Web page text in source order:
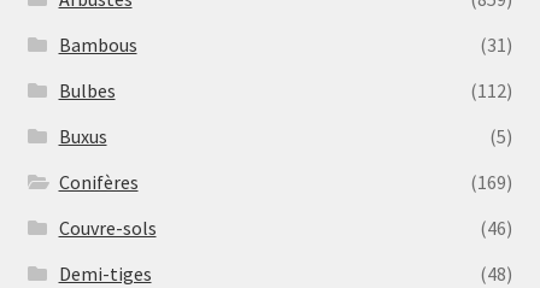
Bambous
(31)
Bulbes
(112)
Buxus
(5)
Conifères
(169)
Couvre-sols
(46)
Demi-tiges
(48)